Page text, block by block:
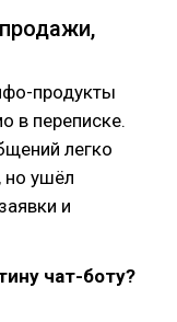
продукты
в переписке.
легко
но ушёл
и
чат-боту?